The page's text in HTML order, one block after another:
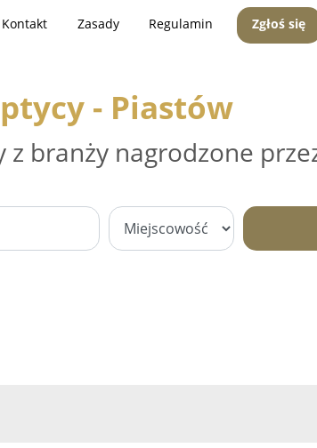
Kontakt Zasady Regulamin Zgłoś się
- Piastów
branży nagrodzone